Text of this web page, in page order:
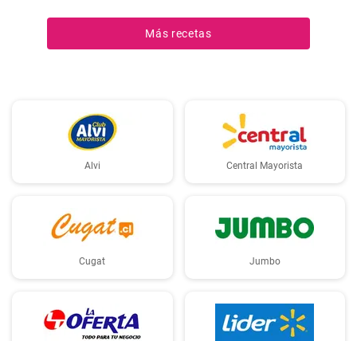
Más recetas
Alvi Central Mayorista
Cugat Jumbo